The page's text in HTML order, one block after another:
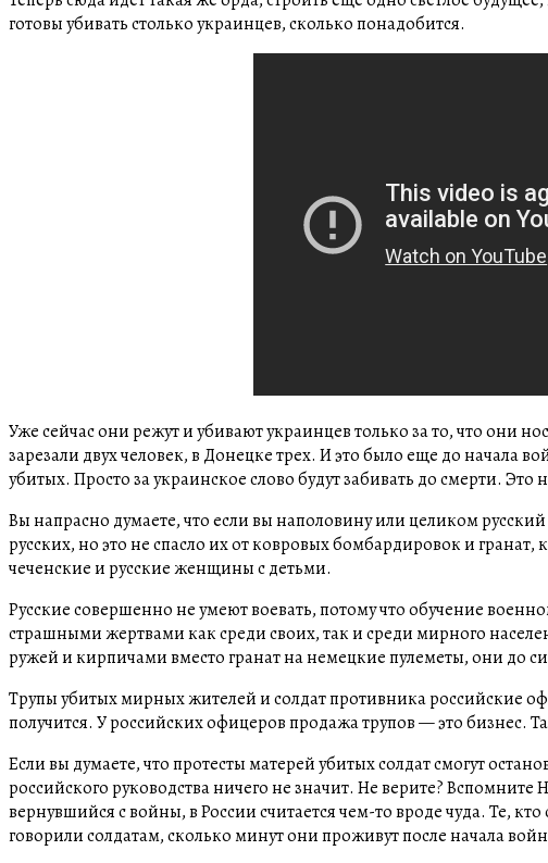
готовы убивать столько украинцев, сколько понадобится.
Уже сейчас они режут и убивают украинцев только за то, что они
зарезали двух человек, в Донецке трех. И это было еще до начала
убитых. Просто за украинское слово будут забивать до смерти. Это
Вы напрасно думаете, что если вы наполовину или целиком
русских, но это не спасло их от ковровых бомбардировок и
чеченские и русские женщины с детьми.
Русские совершенно не умеют воевать, потому что обучение
страшными жертвами как среди своих, так и среди мирного
ружей и кирпичами вместо гранат на немецкие пулеметы, они до
Трупы убитых мирных жителей и солдат противника российские
получится. У российских офицеров продажа трупов — это бизнес.
Если вы думаете, что протесты матерей убитых солдат смогут
российского руководства ничего не значит. Не верите?
вернувшийся с войны, в России считается чем-то вроде чуда. Те,
говорили солдатам, сколько минут они проживут после начала